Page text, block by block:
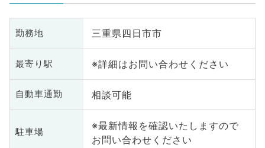
勤務地 三重県四日市市
最寄り駅 ※詳細はお問い合わせください
自動車通勤 相談可能
駐車場
※最新情報を確認いたしますので
お問い合わせください